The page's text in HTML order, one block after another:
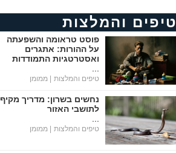
טיפים והמלצות
פוסט טראומה והשפעתה
על ההורות: אתגרים
ואסטרטגיות התמודדות
טיפים והמלצות | ממומן
נחשים בשרון: מדריך מקיף
לתושבי האזור
טיפים והמלצות | ממומן